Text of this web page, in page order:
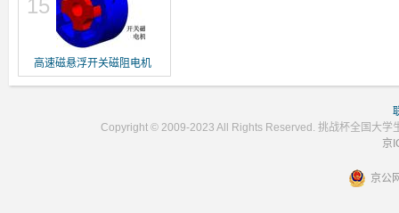
15
高速磁悬浮开关磁阻电机
Copyright © 2009-2023 All Rights Reserved. 挑战杯全国大学
京
京公